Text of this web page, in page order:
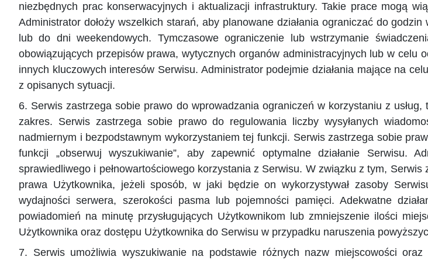
niezbędnych prac konserwacyjnych i aktualizacji infrastruktury. Takie prace mogą
Administrator dołoży wszelkich starań, aby planowane działania ograniczać do
lub do dni weekendowych. Tymczasowe ograniczenie lub wstrzymanie
obowiązujących przepisów prawa, wytycznych organów administracyjnych lub w celu
innych kluczowych interesów Serwisu. Administrator podejmie działania mające na
z opisanych sytuacji.
6. Serwis zastrzega sobie prawo do wprowadzania ograniczeń w korzystaniu z
zakres. Serwis zastrzega sobie prawo do regulowania liczby wysyłanych
nadmiernym i bezpodstawnym wykorzystaniem tej funkcji. Serwis zastrzega sobie
funkcji „obserwuj wyszukiwanie”, aby zapewnić optymalne działanie Serwisu.
sprawiedliwego i pełnowartościowego korzystania z Serwisu. W związku z tym,
prawa Użytkownika, jeżeli sposób, w jaki będzie on wykorzystywał zasoby
wydajności serwera, szerokości pasma lub pojemności pamięci. Adekwatne
powiadomień na minutę przysługujących Użytkownikom lub zmniejszenie ilości
Użytkownika oraz dostępu Użytkownika do Serwisu w przypadku naruszenia
7. Serwis umożliwia wyszukiwanie na podstawie różnych nazw miejscowości